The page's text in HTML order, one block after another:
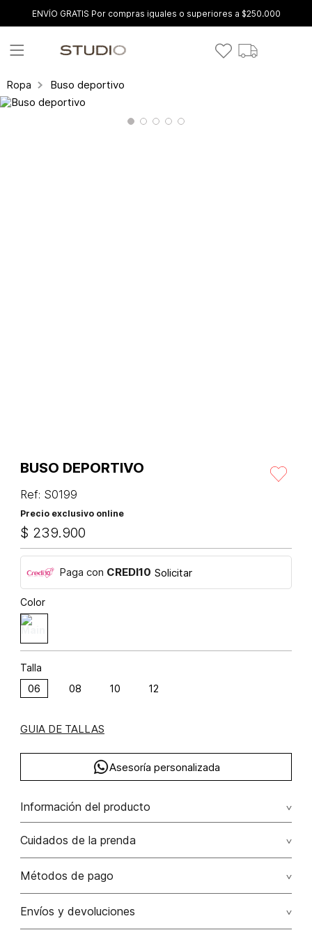
ENVÍO GRATIS Por compras iguales o superiores a $250.000
Ropa Buso deportivo
BUSO DEPORTIVO
Ref: S0199
Precio exclusivo online
$ 239.900
Paga con CREDI10 Solicitar
Color
Talla
06 08 10 12
GUIA DE TALLAS
Asesoría personalizada
Información del producto
Buso deportivo poliéster 78% elastano 22% 78.00%
poliéster/polyester22.00% elastano/elastane
Cuidados de la prenda
No dejar en remojo /lavar por separado / no utilizar
No usar lejia
Métodos de pago
Tarjetas de crédito: Visa, Dinners, Master Card y American
Envíos y devoluciones